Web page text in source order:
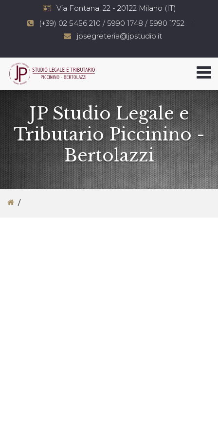
Via Fontana, 22 - 20122 Milano (IT)
(+39) 02 5456 210 / 5990 1748 / 5990 1752
jpsegreteria@jpstudio.it
JP Studio Legale e
Tributario Piccinino -
Bertolazzi